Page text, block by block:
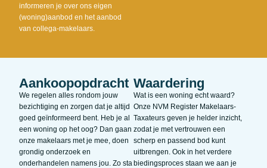
informeren je over ons eigen
(woning)aanbod en het aanbod
van collega-makelaars.
Aankoopopdracht
We regelen alles rondom jouw
bezichtiging en zorgen dat je altijd
goed geïnformeerd bent. Heb je al
een woning op het oog? Dan gaan
onze makelaars met je mee, doen
grondig onderzoek en
onderhandelen namens jou. Zo sta
Waardering
Wat is een woning echt waard?
Onze NVM Register Makelaars-
Taxateurs geven je helder inzicht,
zodat je met vertrouwen een
scherp en passend bod kunt
uitbrengen. Ook in het verdere
biedingsproces staan we aan je